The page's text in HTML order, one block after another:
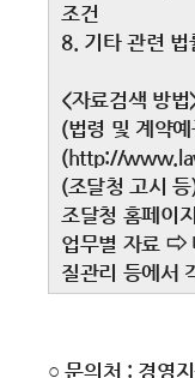
조건
8. 기타 관련 법
<자료검색 방법
(법령 및 계약
(http://
(조달청 고시 등
조달청 홈페이
업무별 자료 ⇨
질관리 등에서
○ 문의처 : 경영